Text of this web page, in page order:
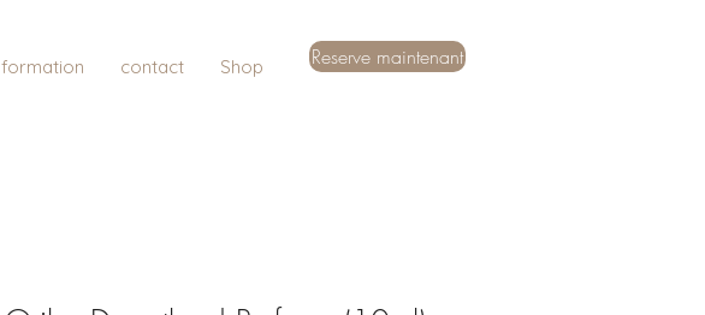
formation contact Shop Reserve maintenant